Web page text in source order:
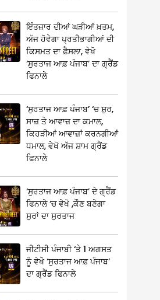
ਇੰਤਜ਼ਾਰ ਦੀਆਂ ਘੜੀਆਂ ਖ਼ਤਮ,
ਅੱਜ ਹੋਵੇਗਾ ਪ੍ਰਤੀਭਾਗੀਆਂ ਦੀ
ਕਿਸਮਤ ਦਾ ਫ਼ੈਸਲਾ, ਵੇਖੋ
‘ਸੁਰਤਾਜ ਆਫ਼ ਪੰਜਾਬ’ ਦਾ ਗ੍ਰੈਂਡ
ਫਿਨਾਲੇ
‘ਸੁਰਤਾਜ ਆਫ਼ ਪੰਜਾਬ’ ‘ਚ ਸ਼ੁਰ,
ਸਾਜ਼ ਤੇ ਆਵਾਜ਼ ਦਾ ਕਮਾਲ,
ਕਿਹੜੀਆਂ ਆਵਾਜ਼ਾਂ ਕਰਨਗੀਆਂ
ਧਮਾਲ, ਵੇਖੋ ਅੱਜ ਸ਼ਾਮ ਗ੍ਰੈਂਡ
ਫਿਨਾਲੇ
‘ਸੁਰਤਾਜ ਆਫ਼ ਪੰਜਾਬ’ ਦੇ ਗ੍ਰੈਂਡ
ਫਿਨਾਲੇ ‘ਚ ਵੇਖੋ ,ਕੌਣ ਬਣੇਗਾ
ਸੁਰਾਂ ਦਾ ਸੁਰਤਾਜ
ਜੀਟੀਸੀ ਪੰਜਾਬੀ ‘ਤੇ 1 ਅਗਸਤ
ਨੂੰ ਵੇਖੋ ‘ਸੁਰਤਾਜ ਆਫ਼ ਪੰਜਾਬ’
ਦਾ ਗ੍ਰੈਂਡ ਫਿਨਾਲੇ